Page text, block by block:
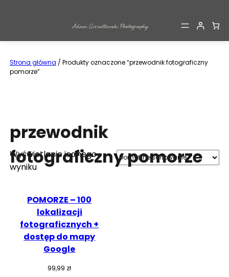
Strona główna / Produkty oznaczone “przewodnik fotograficzny
pomorze”
przewodnik
fotograficzny pomorze
Wyświetlanie jednego
wyniku
POMORZE – 100
lokalizacji
fotograficznych +
dostęp do mapy
Google
99,99 zł